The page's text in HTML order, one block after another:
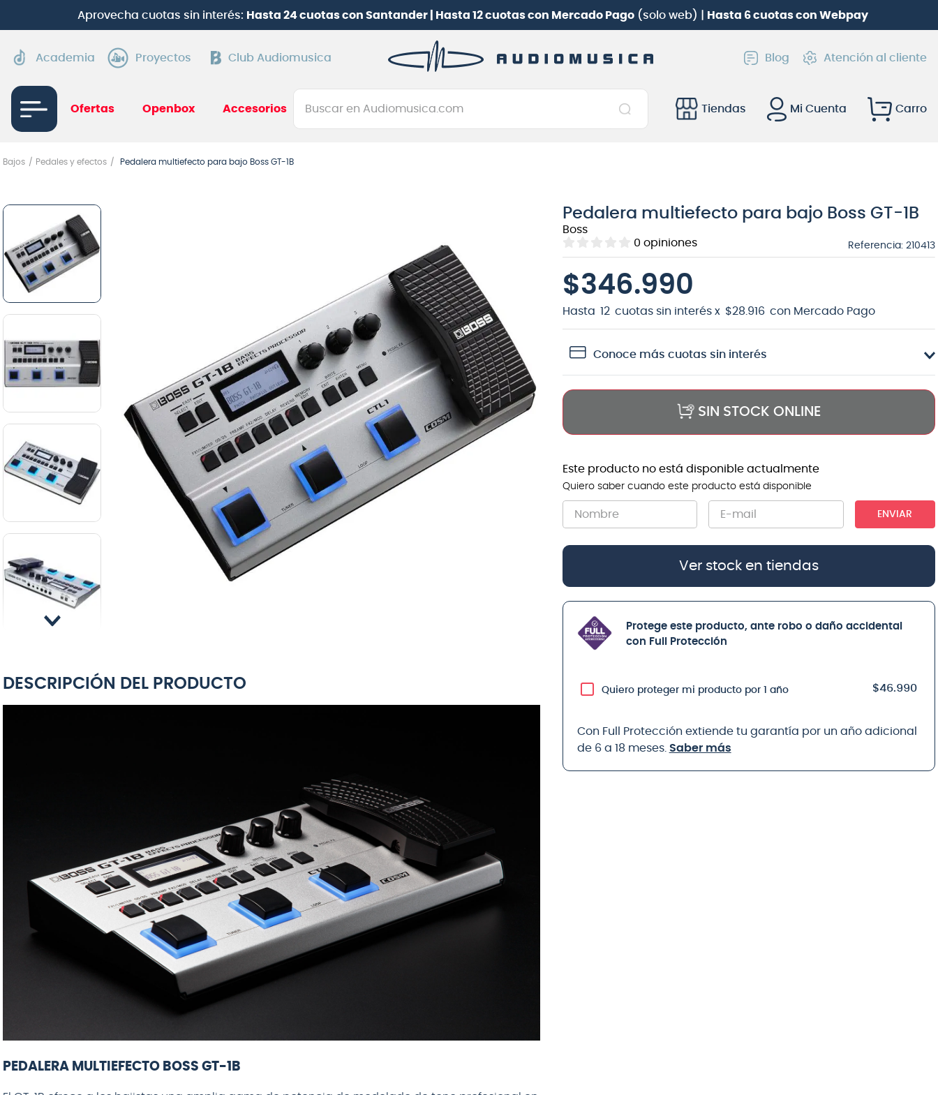
| Hasta 12 cuotas con Mercado Pago(solo web) |Hasta 6 cuotas con Webpay ¡Suscríbete en Club
Academia Proyectos Club Audiomusica Blog Atención al cliente
Ofertas Openbox Accesorios
Buscar en Audiomusica.com
Tiendas
Mi Cuenta
Bajos Pedales y efectos Pedalera multiefecto para bajo Boss GT-1B
DESCRIPCIÓN DEL PRODUCTO
PEDALERA MULTIEFECTO BOSS GT-1B
Pedalera multiefecto para bajo Boss GT-1B
Boss
0 opiniones Referencia: 210413
$346.990
Hasta 12 cuotas sin interés x $28 916 con Mercado Pago
Conoce más cuotas sin interés
SIN STOCK ONLINE
Este producto no está disponible actualmente
Quiero saber cuando este producto está disponible
ENVIAR
Ver stock en tiendas
Protege este producto, ante robo o daño accidental
con Full Protección
Quiero proteger mi producto por 1 año $46.990
Con Full Protección extiende tu garantía por un año adicional
de 6 a 18 meses. Saber más
1.
teclado
8.
bateria
9.
micrófono
10
violin